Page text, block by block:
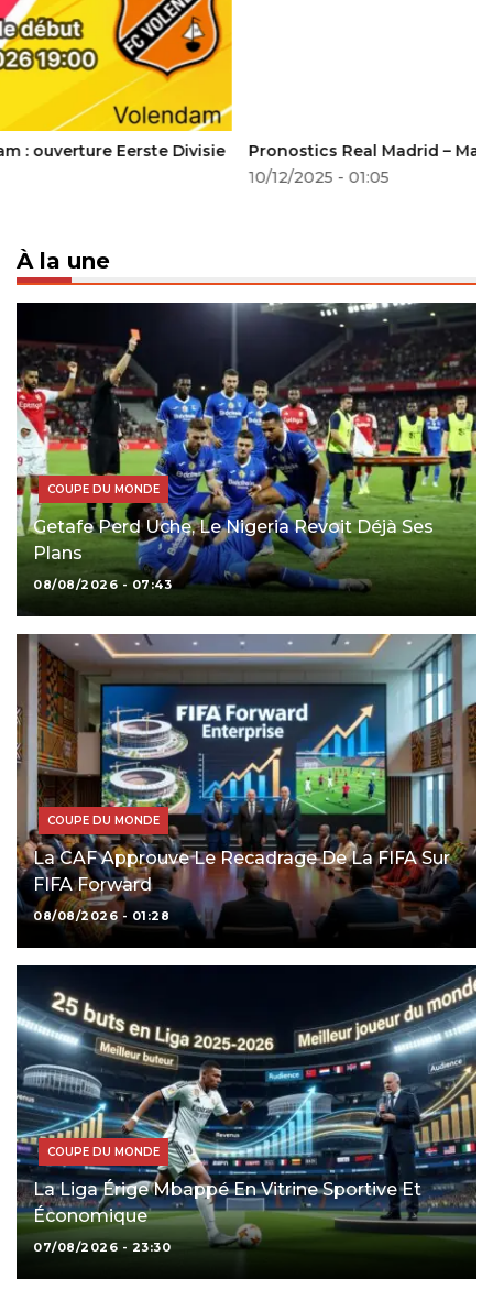
Pronostics Real Madrid – Manchester City
À la une
COUPE DU MONDE
Getafe Perd Uche, Le Nigeria Revoit Déjà Ses
Plans
08/08/2026 - 07:43
COUPE DU MONDE
La CAF Approuve Le Recadrage De La FIFA Sur
FIFA Forward
08/08/2026 - 01:28
COUPE DU MONDE
La Liga Érige Mbappé En Vitrine Sportive Et
Économique
07/08/2026 - 23:30